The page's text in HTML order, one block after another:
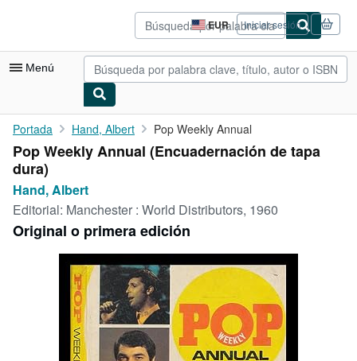
Pasar al contenido principal
EUR
Preferencias
de
compra
del
Iniciar sesión
Menú
Mi cuenta
Consultar mis pedidos
Búsqueda avanzada
Colecciones
Libros antiguos
Arte y coleccionismo
Vendedores
Comenzar a vender
Portada Hand, Albert Pop Weekly Annual
Pop Weekly Annual (Encuadernación de tapa
dura)
Hand, Albert
Editorial: Manchester : World Distributors, 1960
Original o primera edición